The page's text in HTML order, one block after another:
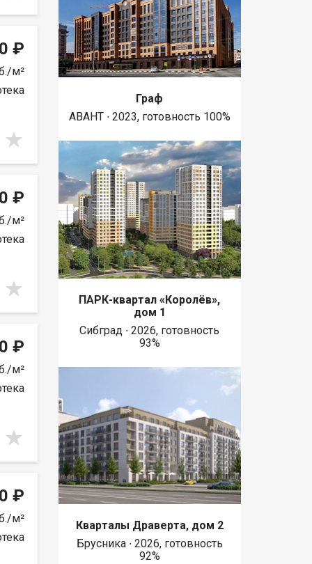
₽
м²
₽
м²
₽
м²
₽
м²
Граф
АВАНТ ∙ 2023, готовность 100%
ПАРК-квартал «Королёв»,
дом 1
Сибград ∙ 2026, готовность
93%
Кварталы Драверта, дом 2
Брусника ∙ 2026, готовность
92%